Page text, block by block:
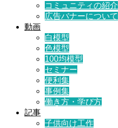
コミュニティの紹介
広告バナーについて
動画
白模型
色模型
100均模型
セミナー
便利集
事例集
働き方・学び方
記事
子供向け工作